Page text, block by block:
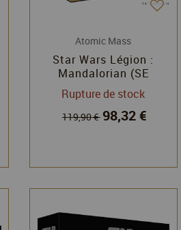
Atomic Mass
Star Wars Légion :
Mandalorian (SE
Battleforce)
Rupture de stock
119,90 €98,32 €